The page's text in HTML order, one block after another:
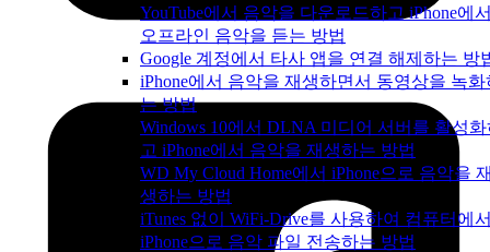
YouTube에서 음악을 다운로드하고 iPhone에
오프라인 음악을 듣는 방법
Google 계정에서 타사 앱을 연결 해제하는 방
iPhone에서 음악을 재생하면서 동영상을 녹화
는 방법
Windows 10에서 DLNA 미디어 서버를 활성
고 iPhone에서 음악을 재생하는 방법
WD My Cloud Home에서 iPhone으로 음악을
생하는 방법
iTunes 없이 WiFi-Drive를 사용하여 컴퓨터에
iPhone으로 음악 파일 전송하는 방법